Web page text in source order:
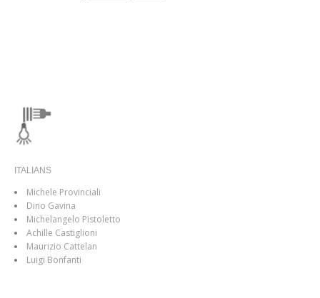
ITALIANS
Michele Provinciali
Dino Gavina
Michelangelo Pistoletto
Achille Castiglioni
Maurizio Cattelan
Luigi Bonfanti